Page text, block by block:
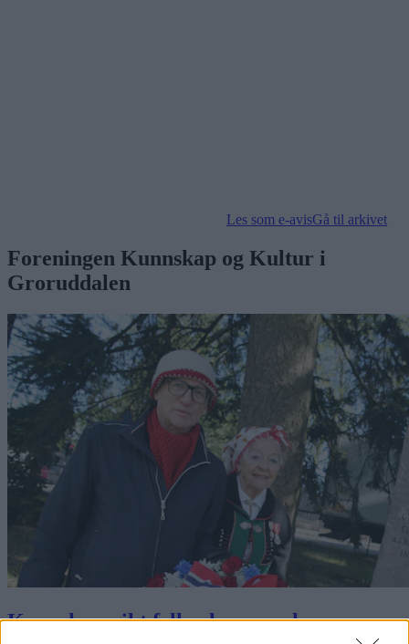
Les som e-avisGå til arkivet
Foreningen Kunnskap og Kultur i
Groruddalen
Kunnskapsrikt fellesskap som kommer